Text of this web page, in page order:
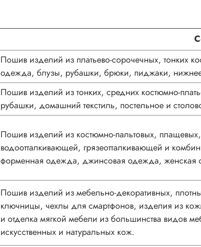
Пошив изделий из платьево-сорочечных, тонких
одежда, блузы, рубашки, брюки, пиджаки,
Пошив изделий из тонких, средних костюмно-
рубашки, домашний текстиль, постельное и
Пошив изделий из костюмно-пальтовых,
водоотталкивающей, грязеотталкивающей и
форменная одежда, джинсовая одежда,
Пошив изделий из мебельно-декоративных,
ключницы, чехлы для смартфонов, изделия из
и отделка мягкой мебели из большинства видов
искусственных и натуральных кож.